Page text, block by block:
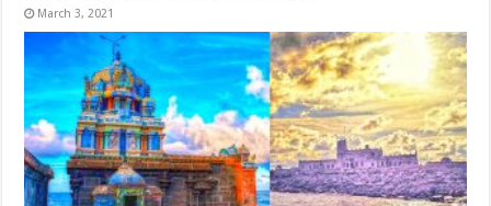
March 3, 2021